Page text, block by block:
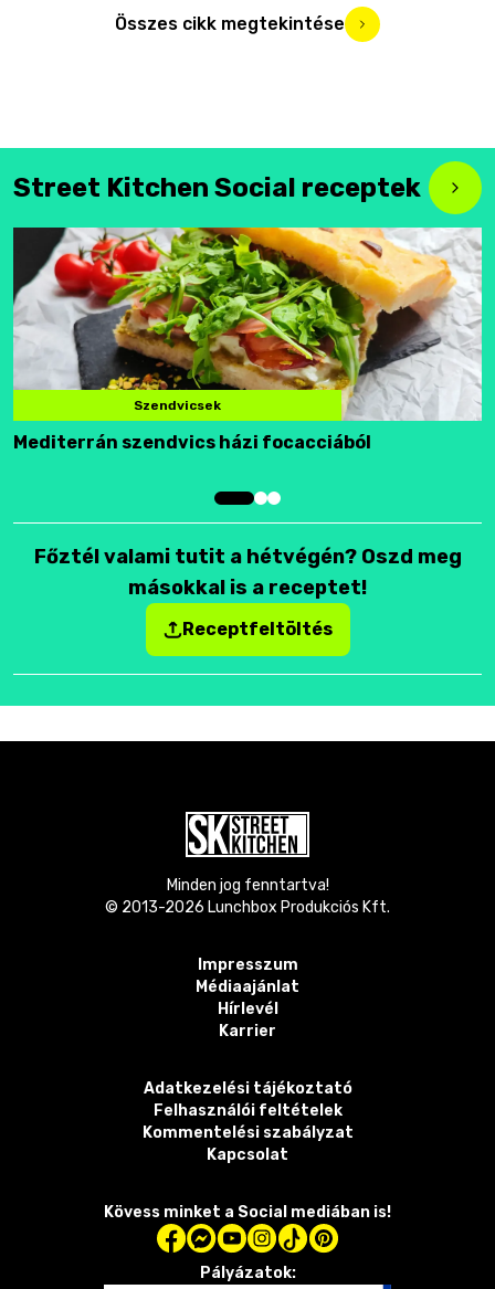
Összes cikk megtekintése
Street Kitchen Social receptek
Szendvicsek
Mediterrán szendvics házi focacciából
Főztél valami tutit a hétvégén? Oszd meg
másokkal is a receptet!
Receptfeltöltés
Minden jog fenntartva!
© 2013-2026 Lunchbox Produkciós Kft.
Impresszum
Médiaajánlat
Hírlevél
Karrier
Adatkezelési tájékoztató
Felhasználói feltételek
Kommentelési szabályzat
Kapcsolat
Kövess minket a Social mediában is!
Pályázatok: